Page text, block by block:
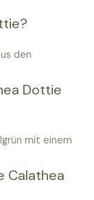
den
Dottie
mit einem
Calathea